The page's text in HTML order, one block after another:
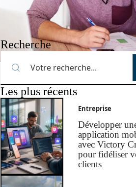
Recherche
Les plus récents
Entreprise
Développer
application
avec Victory
pour fidéliser
clients